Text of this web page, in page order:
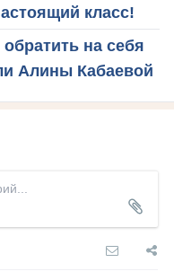
класс!
на себя
Алины Кабаевой